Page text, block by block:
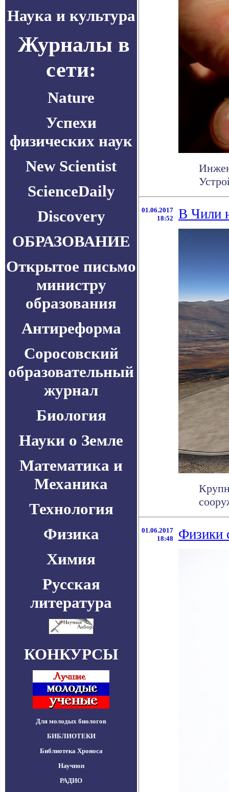
Наука и культура
Журналы в
сети:
Nature
Успехи
физических наук
New Scientist
ScienceDaily
Discovery
ОБРАЗОВАНИЕ
Открытое письмо
министру
образования
Антиреформа
Соросовский
образовательный
журнал
Биология
Науки о Земле
Математика и
Механика
Технология
Физика
Химия
Русская
литература
КОНКУРСЫ
Для молодых биологов
БИБЛИОТЕКИ
Библиотека Хроноса
Научпоп
РАДИО
01.06.2017
18:52
В Чили
01.06.2017
18:48
Физики